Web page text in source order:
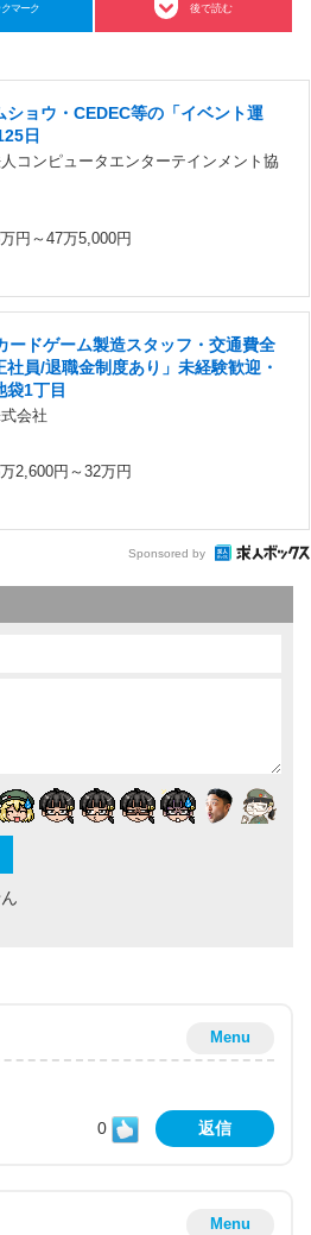
マーク 後で読む
ショウ・CEDEC等の「イベント運
日
コンピュータエンターテインメント協
円～47万5,000円
ードゲーム製造スタッフ・交通費全
社員/退職金制度あり」未経験歓迎・
袋1丁目
会社
2,600円～32万円
Sponsored by
Menu
0 返信
Menu